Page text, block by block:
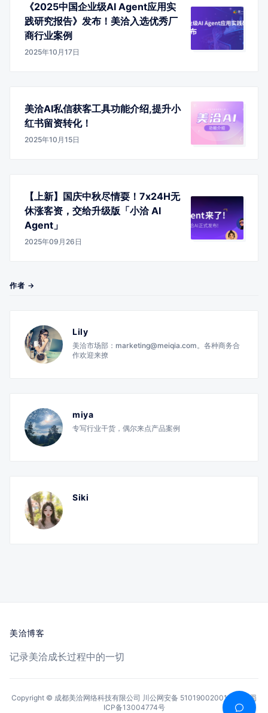
《2025中国企业级AI Agent应用实
践研究报告》发布！美洽入选优秀厂
商行业案例
2025年10月17日
美洽AI私信获客工具功能介绍,提升小
红书留资转化！
2025年10月15日
【上新】国庆中秋尽情耍！7x24H无
休涨客资，交给升级版「小洽 AI
Agent」
2025年09月26日
作者 →
Lily
美洽市场部：marketing@meiqia.com。各种商务合
作欢迎来撩
miya
专写行业干货，偶尔来点产品案例
Siki
美洽博客
记录美洽成长过程中的一切
Copyright © 成都美洽网络科技有限公司 川公网安备 51019002001144号
蜀
ICP备13004774号